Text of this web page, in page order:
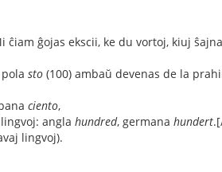
ĉiam ĝojas ekscii, ke du vortoj, kiuj
sto (100) ambaŭ devenas de la
ciento,
angla hundred, germana hundert
lingvoj).